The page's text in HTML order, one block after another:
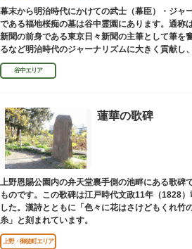
幕末から明治時代にかけての武士（幕臣）・ジャ
である福地桜痴の墓は谷中霊園にあります。通称
新聞の前身である東京日々新聞の主筆として筆を
るなど明治時代のジャーナリズムに大きく貢献し
学者として活躍しました。
谷中エリア
蓮華の歌碑
上野恩賜公園内の弁天堂裏手側の池畔にある歌碑
ものです。この歌碑は江戸時代文政11年（1828
した。漢詩とともに「色々に花はさけどもくれ竹
糸」と刻まれています。
上野・御徒町エリア